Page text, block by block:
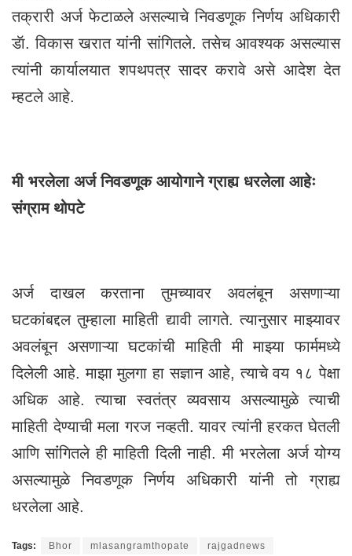
तक्रारी अर्ज फेटाळले असल्याचे निवडणूक निर्णय अधिकारी
डॅा. विकास खरात यांनी सांगितले. तसेच आवश्यक असल्यास
त्यांनी कार्यालयात शपथपत्र सादर करावे असे आदेश देत
म्हटले आहे.
मी भरलेला अर्ज निवडणूक आयोगाने ग्राह्य धरलेला आहेः
संग्राम थोपटे
अर्ज दाखल करताना तुमच्यावर अवलंबून असणाऱ्या
घटकांबद्दल तुम्हाला माहिती द्यावी लागते. त्यानुसार माझ्यावर
अवलंबून असणाऱ्या घटकांची माहिती मी माझ्या फार्ममध्ये
दिलेली आहे. माझा मुलगा हा सज्ञान आहे, त्याचे वय १८ पेक्षा
अधिक आहे. त्याचा स्वतंत्र व्यवसाय असल्यामुळे त्याची
माहिती देण्याची मला गरज नव्हती. यावर त्यांनी हरकत घेतली
आणि सांंगितले ही माहिती दिली नाही. मी भरलेला अर्ज योग्य
असल्यामुळे निवडणूक निर्णय अधिकारी यांनी तो ग्राह्य
धरलेला आहे.
Tags: Bhor mlasangramthopate rajgadnews